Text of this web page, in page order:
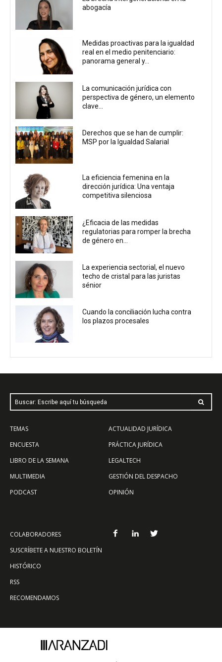
abogacía
Medidas proactivas para la igualdad
real en el medio penitenciario:
panorama general y...
La comunicación jurídica con
perspectiva de género, un elemento
clave...
Derechos que se han de cumplir:
MSP por la Igualdad Salarial
La eficiencia femenina en la
dirección jurídica: Una ventaja
competitiva silenciosa
¿Eficacia de las medidas
regulatorias para romper la brecha
de género en...
La experiencia sectorial, el nuevo
techo de cristal para las juristas
sénior
Cuando la conciliación lucha contra
los plazos procesales
Buscar: Escribe aquí tu búsqueda
TEMAS
ENCUESTA
LIBRO DE LA SEMANA
MULTIMEDIA
PODCAST
ACTUALIDAD JURÍDICA
PRÁCTICA JURÍDICA
LEGALTECH
GESTIÓN DEL DESPACHO
OPINIÓN
COLABORADORES
SUSCRÍBETE A NUESTRO BOLETÍN
HISTÓRICO
RSS
RECOMENDAMOS